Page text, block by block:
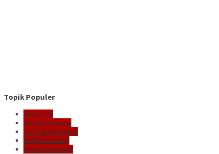
Topik Populer
delik.co.id
Berita Karawang
Pemkab Karawang
DPRD Karawang
Polres Karawang